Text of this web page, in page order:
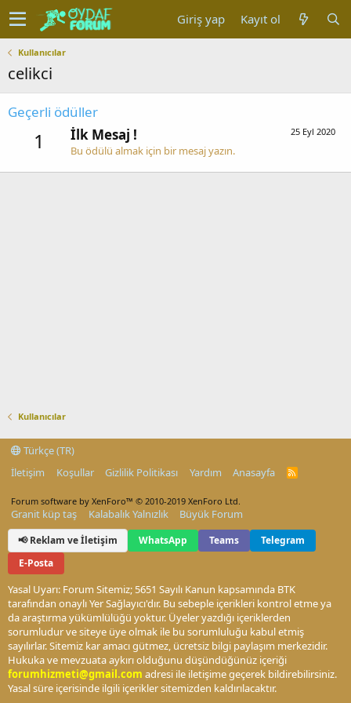
Giriş yap Kayıt ol
Kullanıcılar
celikci
Geçerli ödüller
1 25 Eyl 2020
İlk Mesaj !
Bu ödülü almak için bir mesaj yazın.
Kullanıcılar
Türkçe (TR)
İletişim
Koşullar Gizlilik Politikası Yardım Anasayfa
R
Forum software by XenForo™ © 2010-2019 XenForo Ltd.
Granit küp taş Kalabalık Yalnızlık Büyük Forum
📢 Reklam ve İletişim WhatsApp Teams
Telegram
E-Posta
Yasal Uyarı: Forum Sitemiz; 5651 Sayılı Kanun kapsamında BTK
tarafından onaylı Yer Sağlayıcı'dır. Bu sebeple içerikleri kontrol etme ya
da araştırma yükümlülüğü yoktur. Üyeler yazdığı içeriklerden
sorumludur ve siteye üye olmak ile bu sorumluluğu kabul etmiş
sayılırlar. Sitemiz kar amacı gütmez, ücretsiz bilgi paylaşım merkezidir.
Hukuka ve mevzuata aykırı olduğunu düşündüğünüz içeriği
forumhizmeti@gmail.com adresi ile iletişime geçerek bildirebilirsiniz.
Yasal süre içerisinde ilgili içerikler sitemizden kaldırılacaktır.